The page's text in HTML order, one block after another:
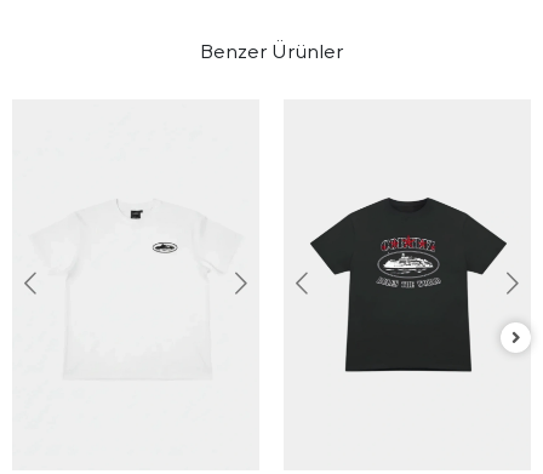
Benzer Ürünler